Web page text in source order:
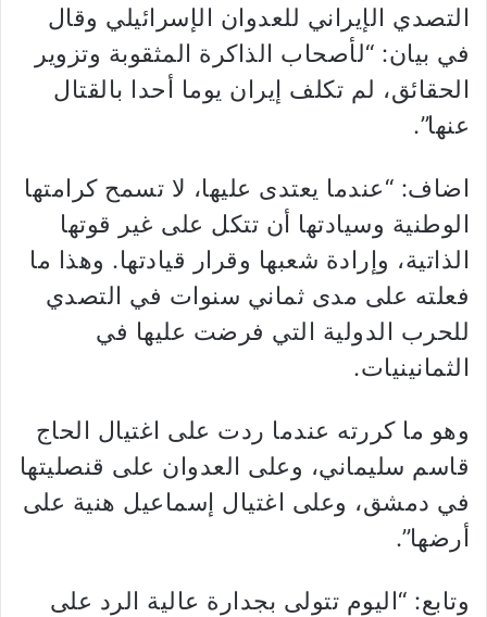
التصدي الإيراني للعدوان الإسرائيلي وقال
في بيان: “لأصحاب الذاكرة المثقوبة وتزوير
الحقائق، لم تكلف إيران يوما أحدا بالقتال
عنها”.
اضاف: “عندما يعتدى عليها، لا تسمح كرامتها
الوطنية وسيادتها أن تتكل على غير قوتها
الذاتية، وإرادة شعبها وقرار قيادتها. وهذا ما
فعلته على مدى ثماني سنوات في التصدي
للحرب الدولية التي فرضت عليها في
الثمانينيات.
وهو ما كررته عندما ردت على اغتيال الحاج
قاسم سليماني، وعلى العدوان على قنصليتها
في دمشق، وعلى اغتيال إسماعيل هنية على
أرضها”.
وتابع: “اليوم تتولى بجدارة عالية الرد على